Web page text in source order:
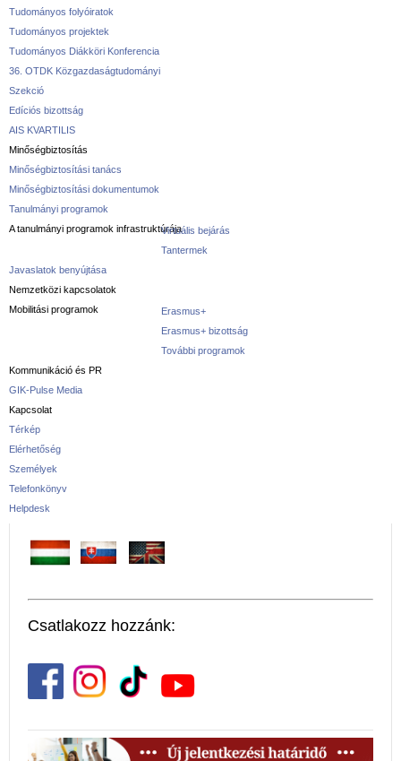
Tudományos folyóiratok
Tudományos projektek
Tudományos Diákköri Konferencia
36. OTDK Közgazdaságtudományi
Szekció
Edíciós bizottság
AIS KVARTILIS
Minőségbiztosítás
Minőségbiztosítási tanács
Minőségbiztosítási dokumentumok
Tanulmányi programok
A tanulmányi programok infrastruktúrájaVirtuális bejárás
Tantermek
Javaslatok benyújtása
Nemzetközi kapcsolatok
Mobilitási programok
Erasmus+
Erasmus+ bizottság
További programok
Kommunikáció és PR
GIK-Pulse Media
Kapcsolat
Térkép
Elérhetőség
Személyek
Telefonkönyv
Helpdesk
Csatlakozz hozzánk: